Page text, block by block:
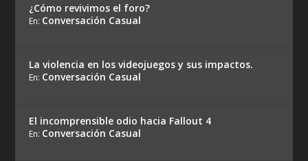
¿Cómo revivimos el foro?
En: Conversación Casual
La violencia en los videojuegos y sus impactos.
En: Conversación Casual
El incomprensible odio hacia Fallout 4
En: Conversación Casual